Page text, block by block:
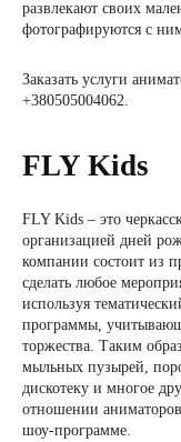
развлекают своих
фотографируются с
Заказать услуги
+380505004062.
FLY Kids
FLY Kids – это
организацией дней
компании состоит из
сделать любое
используя
программы,
торжества. Таким
мыльных пузырей,
дискотеку и многое
отношении
шоу-программе.